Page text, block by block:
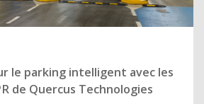
le parking intelligent avec les
de Quercus Technologies